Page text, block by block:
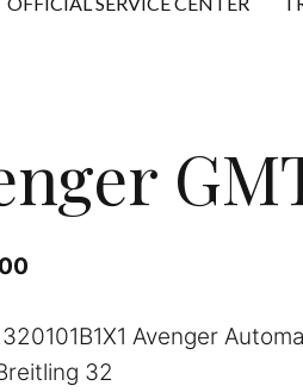
Avenger
32